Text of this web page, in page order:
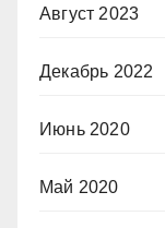
Август 2023
Декабрь 2022
Июнь 2020
Май 2020